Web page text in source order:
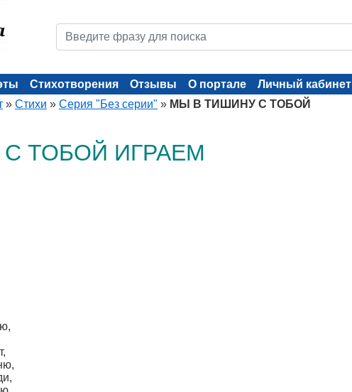
Стихотворения Отзывы О портале
Личный кабинет
» Стихи » Серия "Без серии" » МЫ В ТИШИНУ С ТОБОЙ
ТОБОЙ ИГРАЕМ